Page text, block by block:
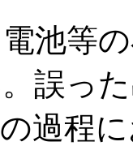
池等
誤っ
過程